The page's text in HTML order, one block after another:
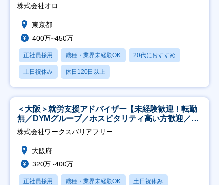
株式会社オロ
東京都
400万~450万
正社員採用 職種・業界未経験OK 20代におすすめ
土日祝休み 休日120日以上
＜大阪＞就労支援アドバイザー【未経験歓迎！転勤
無／DYMグループ／ホスピタリティ高い方歓迎／土
日祝】
株式会社ワークスバリアフリー
大阪府
320万~400万
正社員採用 職種・業界未経験OK 土日祝休み